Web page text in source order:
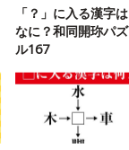
「？」に入る漢字は
なに？和同開珎パズ
ル167